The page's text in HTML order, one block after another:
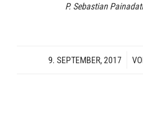
P. Sebastian
9. SEPTEMBER, 2017
/